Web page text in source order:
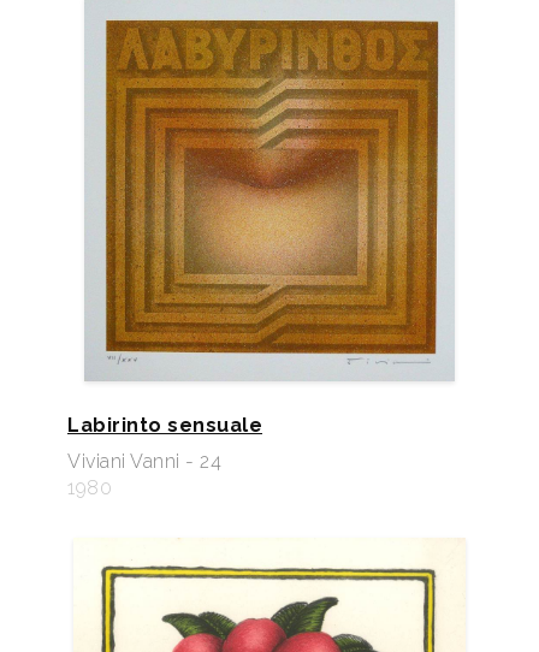
Labirinto sensuale
Viviani Vanni - 24
1980